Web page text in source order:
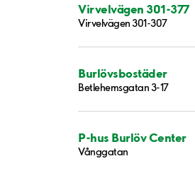
Virvelvägen 301-377
Virvelvägen 301-307
Burlövsbostäder
Betlehemsgatan 3-17
P-hus Burlöv Center
Vånggatan